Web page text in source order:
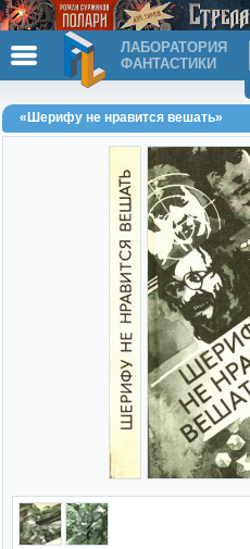
ЛАБОРАТОРИЯ
ФАНТАСТИКИ
«Шерифу не нравится вешать»